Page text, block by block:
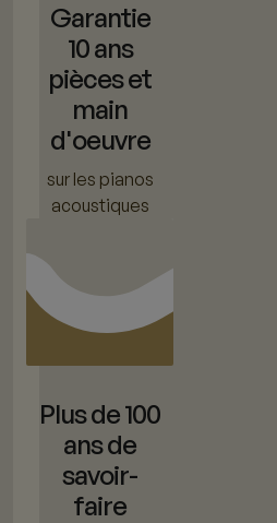
Garantie
10 ans
pièces et
main
d'oeuvre
sur les pianos
acoustiques
Plus de 100
ans de
savoir-
faire